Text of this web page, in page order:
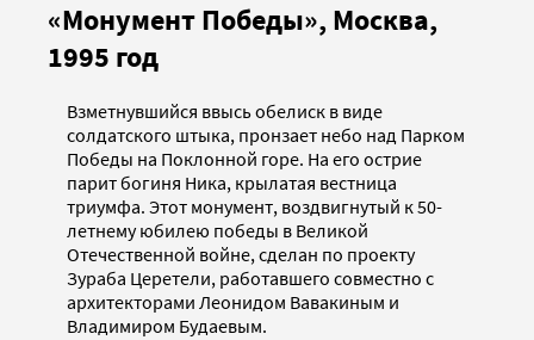
«Монумент Победы», Москва,
1995 год
Взметнувшийся ввысь обелиск в виде
солдатского штыка, пронзает небо над Парком
Победы на Поклонной горе. На его острие
парит богиня Ника, крылатая вестница
триумфа. Этот монумент, воздвигнутый к 50-
летнему юбилею победы в Великой
Отечественной войне, сделан по проекту
Зураба Церетели, работавшего совместно с
архитекторами Леонидом Вавакиным и
Владимиром Будаевым.